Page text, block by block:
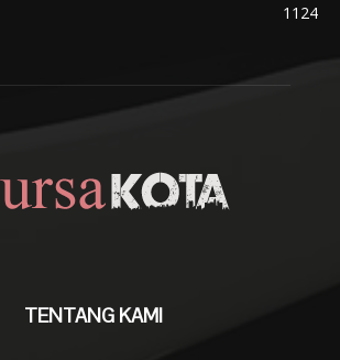
1124
TENTANG KAMI